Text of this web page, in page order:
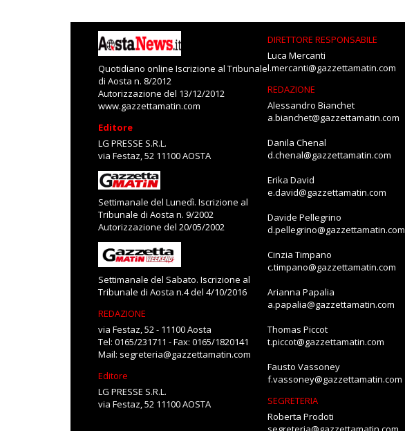
Quotidiano online Iscrizione al Tribunale
di Aosta n. 8/2012
Autorizzazione del 13/12/2012
www.gazzettamatin.com
Editore
LG PRESSE S.R.L.
via Festaz, 52 11100 AOSTA
Settimanale del Lunedì. Iscrizione al
Tribunale di Aosta n. 9/2002
Autorizzazione del 20/05/2002
Settimanale del Sabato. Iscrizione al
Tribunale di Aosta n.4 del 4/10/2016
REDAZIONE
via Festaz, 52 - 11100 Aosta
Tel: 0165/231711 - Fax: 0165/1820141
Mail: segreteria@gazzettamatin.com
Editore
LG PRESSE S.R.L.
via Festaz, 52 11100 AOSTA
DIRETTORE RESPONSABILE
Luca Mercanti
l.mercanti@gazzettamatin.com
REDAZIONE
Alessandro Bianchet
a.bianchet@gazzettamatin.com
Danila Chenal
d.chenal@gazzettamatin.com
Erika David
e.david@gazzettamatin.com
Davide Pellegrino
d.pellegrino@gazzettamatin.com
Cinzia Timpano
c.timpano@gazzettamatin.com
Arianna Papalia
a.papalia@gazzettamatin.com
Thomas Piccot
t.piccot@gazzettamatin.com
Fausto Vassoney
f.vassoney@gazzettamatin.com
SEGRETERIA
Roberta Prodoti